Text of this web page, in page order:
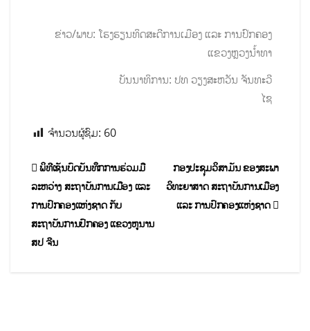
ຂ່າວ/ພາບ: ໂຮງຮຽນທິດສະດີການເມືອງ ແລະ ການປົກຄອງ
ແຂວງຫຼວງນໍ້າທາ
ບັນນາທິການ: ປທ ວຽງສະຫວັນ ຈັນທະວີ
ໄຊ
ຈຳນວນຜູ້ຊົມ: 60
ກອງປະຊຸມວິສາມັນ ຂອງສະພາ
ວິທະຍາສາດ ສະຖາບັນການເມືອງ
ແລະ ການປົກຄອງແຫ່ງຊາດ
ພິທີເຊັນບົດບັນທຶກການຮ່ວມມື
ລະຫວ່າງ ສະຖາບັນການເມືອງ ແລະ
ການປົກຄອງແຫ່ງຊາດ ກັບ
ສະຖາບັນການປົກຄອງ ແຂວງຫູນານ
ສປ ຈີນ